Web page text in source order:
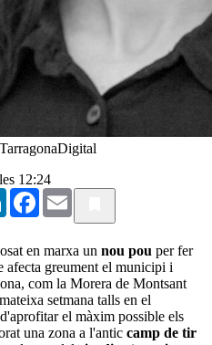
12:24
LinkedInFacebook
Email
en marxa un nou pou per fer
afecta greument el municipi i
com la Morera de Montsant
setmana talls en el
el màxim possible els
una zona a l'antic camp de tir